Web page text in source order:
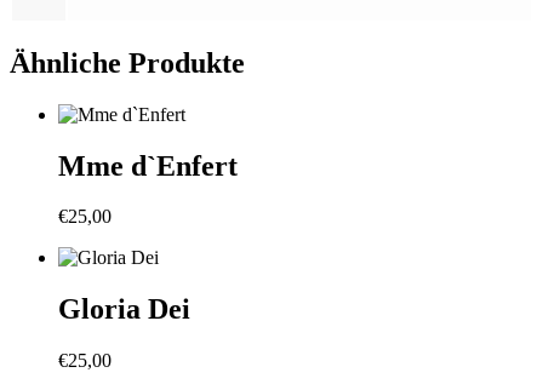
Ähnliche Produkte
Mme d`Enfert
€25,00
Gloria Dei
€25,00